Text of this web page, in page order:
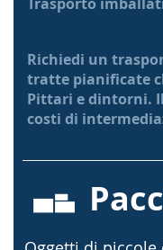
Richiedi un
tratte pianificate
Pittari e dintorni.
costi di